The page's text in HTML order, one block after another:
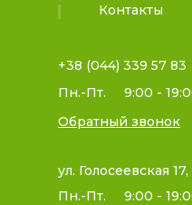
Контакты
+38 (044) 339 57 83
Пн.-Пт.
9:00 -
Обратный звонок
ул. Голосеевская
Пн.-Пт.
9:00 -